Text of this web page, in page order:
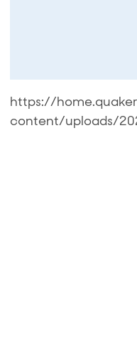
https://
content/uploads/